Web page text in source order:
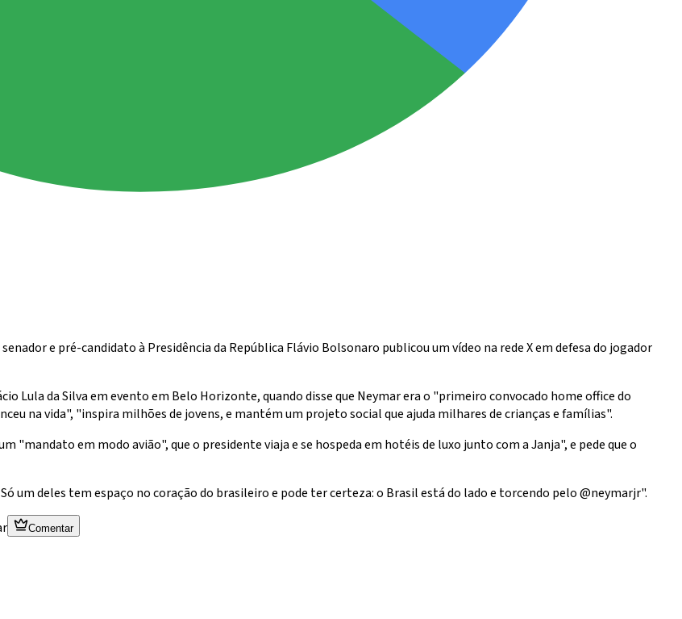
e pré-candidato à Presidência da República Flávio Bolsonaro publicou um vídeo na rede X em defesa do jogador
Lula da Silva em evento em Belo Horizonte, quando disse que Neymar era o "primeiro convocado home office do
na vida", "inspira milhões de jovens, e mantém um projeto social que ajuda milhares de crianças e famílias".
"mandato em modo avião", que o presidente viaja e se hospeda em hotéis de luxo junto com a Janja", e pede que o
um deles tem espaço no coração do brasileiro e pode ter certeza: o Brasil está do lado e torcendo pelo @neymarjr".
Comentar